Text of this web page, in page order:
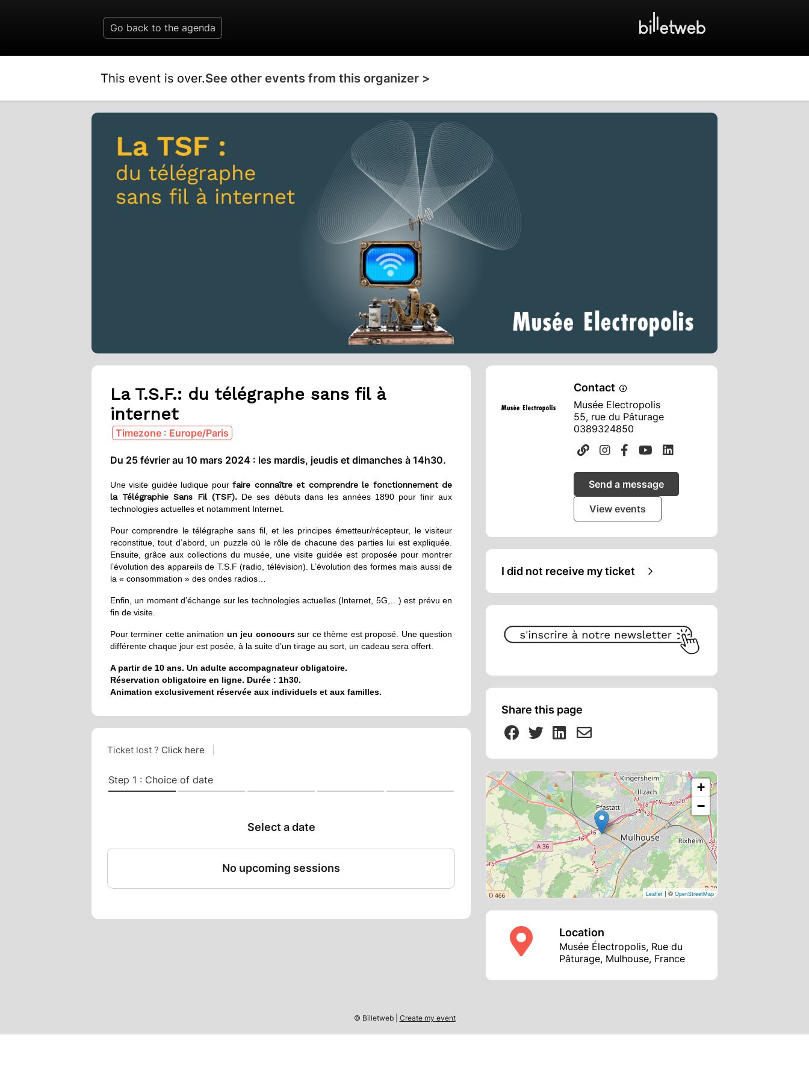
Go back to the agenda
This event is over.See other events from this organizer >
La T.S.F.: du télégraphe sans fil à
internet
Timezone : Europe/Paris
Du 25 février au 10 mars 2024 : les mardis, jeudis et dimanches à 14h30.
Une visite guidée ludique pourfaire connaître et comprendre le fonctionnement de
la Télégraphie Sans Fil (TSF). De ses débuts dans les années 1890 pour finir aux
technologies actuelles et notamment Internet.
Pour comprendre le télégraphe sans fil, et les principes émetteur/récepteur, le visiteur
reconstitue, tout d’abord, un puzzle où le rôle de chacune des parties lui est expliquée.
Ensuite, grâce aux collections du musée, une visite guidée est proposée pour montrer
l’évolution des appareils de T.S.F (radio, télévision). L’évolution des formes mais aussi de
la « consommation » des ondes radios…
Enfin, un moment d’échange sur les technologies actuelles (Internet, 5G,…) est prévu en
fin de visite.
Pour terminer cette animation un jeu concourssur ce thème est proposé. Une question
différente chaque jour est posée, à la suite d’un tirage au sort, un cadeau sera offert.
A partir de 10 ans. Un adulte accompagnateur obligatoire.
Réservation obligatoire en ligne. Durée : 1h30.
Animation exclusivement réservée aux individuels et aux familles.
Contact
Musée Electropolis
55, rue du Pâturage
0389324850
Send a message
View events
I did not receive my ticket
Share this page
+
−
Leaflet | © OpenStreetMap
Location
Musée Électropolis, Rue du
Pâturage, Mulhouse, France
© Billetweb | Create my event